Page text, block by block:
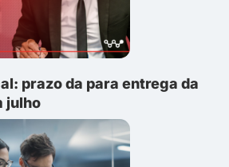
prazo da para entrega da
julho